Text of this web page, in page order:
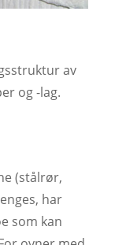
av
og -lag.
(stålrør,
har
som kan